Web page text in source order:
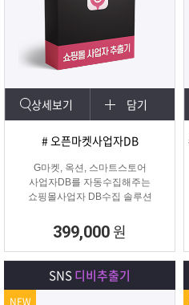
상세보기 담기
# 오픈마켓사업자DB
G마켓, 옥션, 스마트스토어
사업자DB를 자동수집해주는
쇼핑몰사업자 DB수집 솔루션
399,000 원
SNS디비추출기
NEW